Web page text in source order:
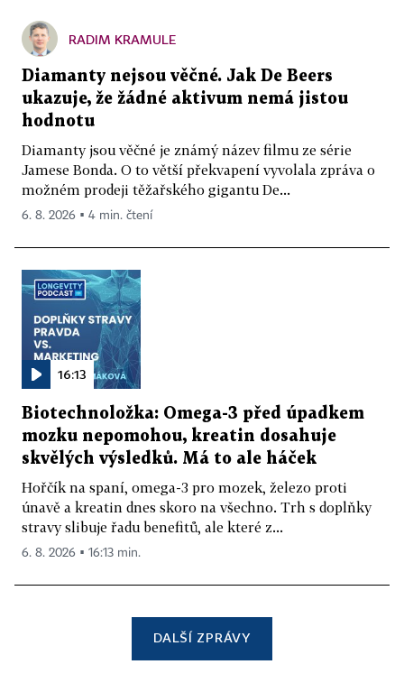
RADIM KRAMULE
Diamanty nejsou věčné. Jak De Beers
ukazuje, že žádné aktivum nemá jistou
hodnotu
Diamanty jsou věčné je známý název filmu ze série
Jamese Bonda. O to větší překvapení vyvolala zpráva o
možném prodeji těžařského gigantu De...
6. 8. 2026 ▪ 4 min. čtení
16:13
Biotechnoložka: Omega-3 před úpadkem
mozku nepomohou, kreatin dosahuje
skvělých výsledků. Má to ale háček
Hořčík na spaní, omega-3 pro mozek, železo proti
únavě a kreatin dnes skoro na všechno. Trh s doplňky
stravy slibuje řadu benefitů, ale které z...
6. 8. 2026 ▪ 16:13 min.
DALŠÍ ZPRÁVY